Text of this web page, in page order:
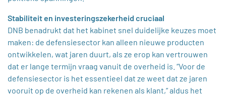
Stabiliteit en investeringszekerheid cruciaal
DNB benadrukt dat het kabinet snel duidelijke keuzes moet
maken: de defensiesector kan alleen nieuwe producten
ontwikkelen, wat jaren duurt, als ze erop kan vertrouwen
dat er lange termijn vraag vanuit de overheid is. “Voor de
defensiesector is het essentieel dat ze weet dat ze jaren
vooruit op de overheid kan rekenen als klant,” aldus het